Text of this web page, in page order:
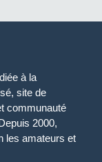
à la
site de
communauté
2000,
les amateurs et